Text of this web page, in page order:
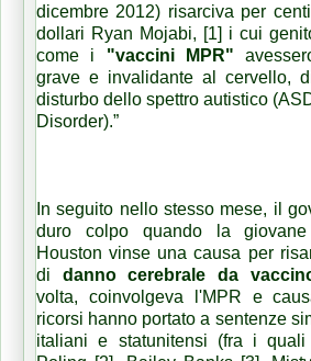
dicembre 2012) risarciva per
dollari Ryan Mojabi, [1] i cui
come i "vaccini MPR"
grave e invalidante al cervello,
disturbo dello spettro autistico
Disorder).”
In seguito nello stesso mese, il
duro colpo quando la
Houston vinse una causa per
di danno cerebrale da
volta, coinvolgeva l'MPR e
ricorsi hanno portato a sentenze
italiani e statunitensi (fra i